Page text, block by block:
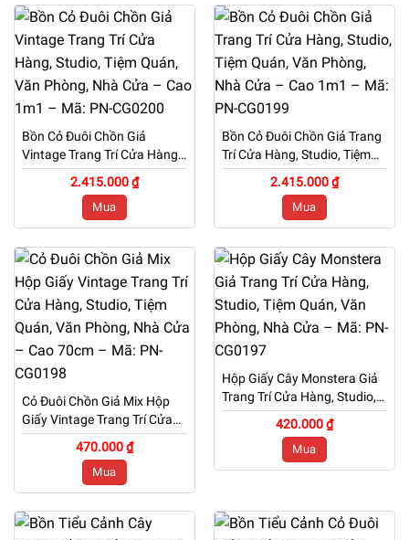
Bồn Cỏ Đuôi Chồn Giả
Vintage Trang Trí Cửa Hàng,
Studio, Tiệm Quán, Văn
Phòng, Nhà Cửa – Cao 1m1
– Mã: PN-CG0200
2.415.000 ₫
Mua
Bồn Cỏ Đuôi Chồn Giả Trang
Trí Cửa Hàng, Studio, Tiệm
Quán, Văn Phòng, Nhà Cửa
– Cao 1m1 – Mã: PN-
2.415.000 ₫
Mua
Cỏ Đuôi Chồn Giả Mix Hộp
Giấy Vintage Trang Trí Cửa
Hàng, Studio, Tiệm Quán,
Văn Phòng, Nhà Cửa – Cao
70cm – Mã: PN-CG0198
470.000 ₫
Mua
Hộp Giấy Cây Monstera Giả
Trang Trí Cửa Hàng, Studio,
Tiệm Quán, Văn Phòng, Nhà
Cửa – Mã: PN-CG0197
420.000 ₫
Mua